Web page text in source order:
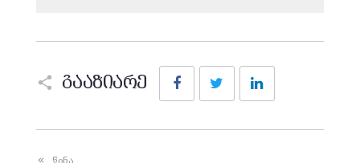
გააზიარე
FacebookTwitter